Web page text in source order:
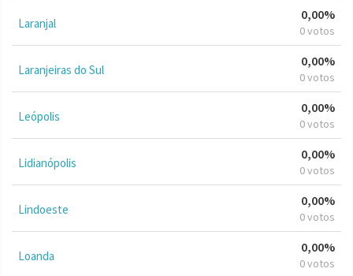
Laranjal
0,00%
0 votos
Laranjeiras do Sul
0,00%
0 votos
Leópolis
0,00%
0 votos
Lidianópolis
0,00%
0 votos
Lindoeste
0,00%
0 votos
Loanda
0,00%
0 votos